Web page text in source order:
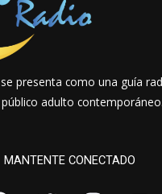
presenta como una guía
adulto contemporáneo.
MANTENTE CONECTADO